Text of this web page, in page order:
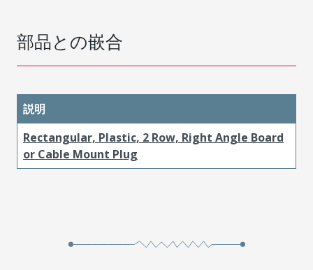
部品との嵌合
説明
Rectangular, Plastic, 2 Row, Right Angle Board
or Cable Mount Plug